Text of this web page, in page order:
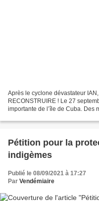
Après le cyclone dévastateur
RECONSTRUIRE ! Le 27
importante de l’île de Cuba. Des
Pétition pour la
indigèmes
Publié le 08/09/2021 à 17:27
Par Vendémiaire